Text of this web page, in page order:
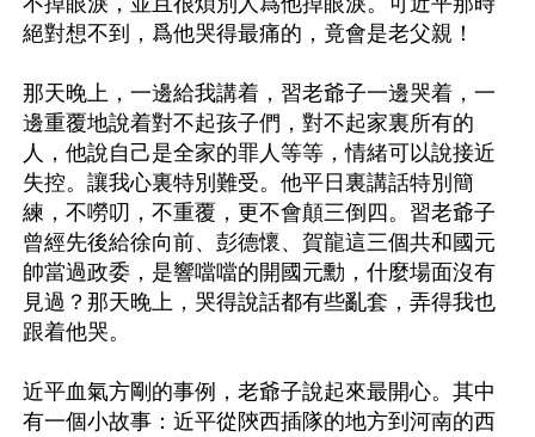
絕對想不到，爲他哭得最痛的，竟會是老父親！
那天晚上，一邊給我講着，習老爺子一邊哭着，一
邊重覆地說着對不起孩子們，對不起家裏所有的
人，他說自己是全家的罪人等等，情緒可以說接近
失控。讓我心裏特別難受。他平日裏講話特別簡
練，不嘮叨，不重覆，更不會顛三倒四。習老爺子
曾經先後給徐向前、彭德懷、賀龍這三個共和國元
帥當過政委，是響噹噹的開國元勳，什麼場面沒有
見過？那天晚上，哭得說話都有些亂套，弄得我也
跟着他哭。
近平血氣方剛的事例，老爺子說起來最開心。其中
有一個小故事：近平從陝西插隊的地方到河南的西